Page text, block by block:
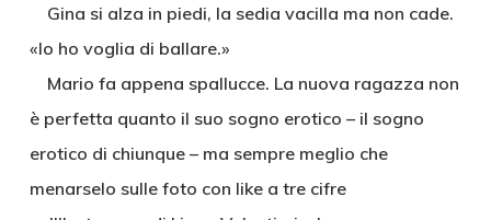
Gina si alza in piedi, la sedia vacilla ma non cade.
«Io ho voglia di ballare.»
Mario fa appena spallucce. La nuova ragazza non
è perfetta quanto il suo sogno erotico – il sogno
erotico di chiunque – ma sempre meglio che
menarselo sulle foto con like a tre cifre